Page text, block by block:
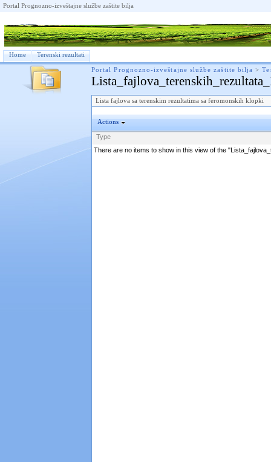
Portal Prognozno-izveštajne službe zaštite bilja
Home Terenski rezultati
Portal Prognozno-izveštajne službe zaštite bilja >
Lista fajlova sa terenskim rezultatima sa feromonskih klopki
Actions
Type
There are no items to show in this view of the